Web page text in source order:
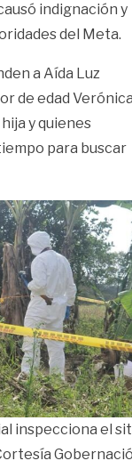
indignación y
del Meta.
a Aída Luz
de edad
y quienes
para buscar
inspecciona el